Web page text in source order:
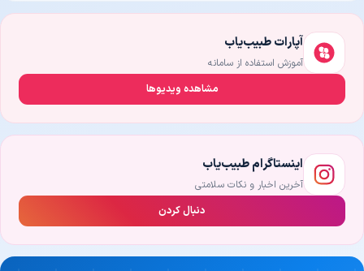
بهترین پزشکان متخصص زنان و زایمان در خنج معمولاً این ویژگی‌ها را
دارند:
دانش و تحصیلات معتبر:آگاهی از جدیدترین روش‌های تشخیص و
درمان.
تجربه و سابقهٔ بالینی درخشان:سال‌ها فعالیت تخصصی و آشنایی با
اخلاق حرفه‌ای و صبوری:شنونده‌ای خوب که با حوصله به نگرانی‌های بیمار
پاسخ می‌دهد.
در طبیب‌یاب می‌توانید نظرات واقعی مراجعان
نوبت‌دهی اینترنتی پزشکان خنج در طبیب‌یاب
آپارات طبیب‌یاب
آموزش استفاده از سامانه
مشاهده ویدیوها
اینستاگرام طبیب‌یاب
آخرین اخبار و نکات سلامتی
دنبال کردن